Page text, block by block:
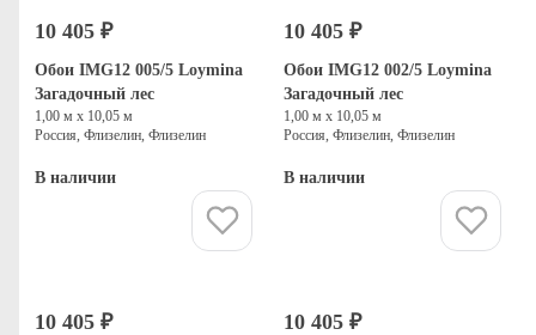
10 405 ₽
Обои IMG12 005/5 Loymina
Загадочный лес
1,00 м х 10,05 м
Россия, Флизелин, Флизелин
В наличии
10 405 ₽
Обои IMG12 002/5 Loymina
Загадочный лес
1,00 м х 10,05 м
Россия, Флизелин, Флизелин
В наличии
10 405 ₽ 10 405 ₽